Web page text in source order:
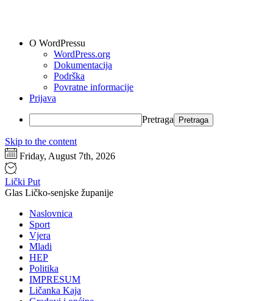
O WordPressu
WordPress.org
Dokumentacija
Podrška
Povratne informacije
Prijava
Pretraga
Skip to the content
Friday, August 7th, 2026
Lički Put
Glas Ličko-senjske županije
Naslovnica
Sport
Vjera
Mladi
HEP
Politika
IMPRESUM
Ličanka Kaja